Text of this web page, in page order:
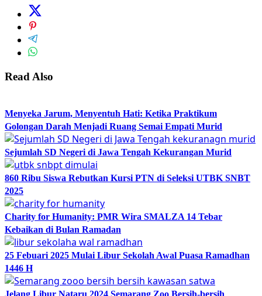
Read Also
Menyeka Jarum, Menyentuh Hati: Ketika Praktikum
Golongan Darah Menjadi Ruang Semai Empati Murid
Sejumlah SD Negeri di Jawa Tengah Kekurangan Murid
860 Ribu Siswa Rebutkan Kursi PTN di Seleksi UTBK SNBT
2025
Charity for Humanity: PMR Wira SMALZA 14 Tebar
Kebaikan di Bulan Ramadan
25 Febuari 2025 Mulai Libur Sekolah Awal Puasa Ramadhan
1446 H